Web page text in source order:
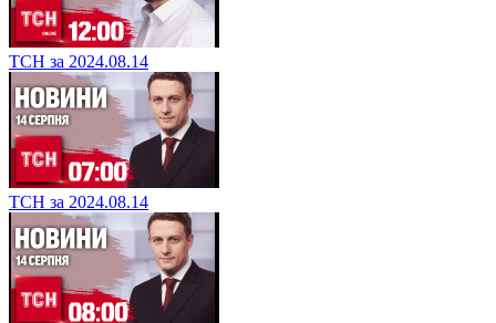
ТСН за 2024.08.14
ТСН за 2024.08.14